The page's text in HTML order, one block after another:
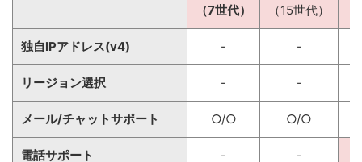
（7世代）
（15世代）
独自IPアドレス(v4) - -
リージョン選択 - -
メール/チャットサポート ○/○ ○/○
電話サポート - -